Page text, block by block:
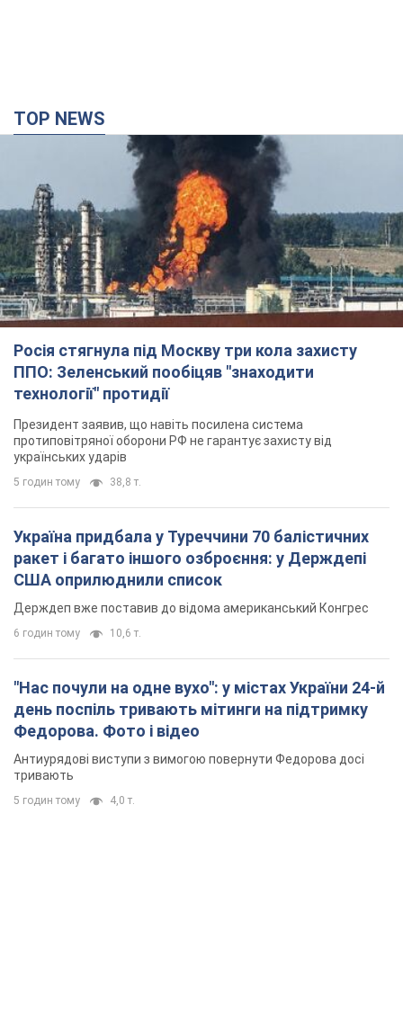
TOP NEWS
Росія стягнула під Москву три кола захисту
ППО: Зеленський пообіцяв "знаходити
технології" протидії
Президент заявив, що навіть посилена система
протиповітряної оборони РФ не гарантує захисту від
українських ударів
5 годин тому 38,8 т.
Україна придбала у Туреччини 70 балістичних
ракет і багато іншого озброєння: у Держдепі
США оприлюднили список
Держдеп вже поставив до відома американський Конгрес
6 годин тому 10,6 т.
"Нас почули на одне вухо": у містах України 24-й
день поспіль тривають мітинги на підтримку
Федорова. Фото і відео
Антиурядові виступи з вимогою повернути Федорова досі
тривають
5 годин тому 4,0 т.